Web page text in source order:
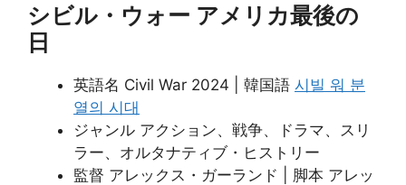
シビル・ウォー アメリカ最後の
日
英語名 Civil War 2024 | 韓国語 시빌 워 분
열의 시대
ジャンル アクション、戦争、ドラマ、スリ
ラー、オルタナティブ・ヒストリー
監督 アレックス・ガーランド | 脚本 アレッ